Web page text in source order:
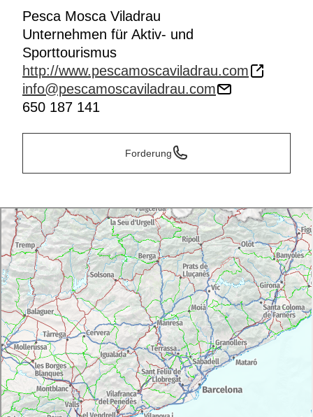
Pesca Mosca Viladrau
Unternehmen für Aktiv- und
Sporttourismus
http://www.pescamoscaviladrau.com
info@pescamoscaviladrau.com
650 187 141
Forderung